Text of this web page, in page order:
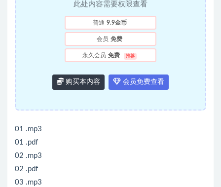
此处内容需要权限查看
普通 9.9金币
会员 免费
永久会员 免费 推荐
购买本内容 会员免费查看
01 .mp3
01 .pdf
02 .mp3
02 .pdf
03 .mp3